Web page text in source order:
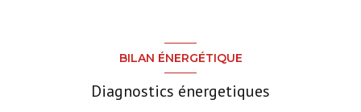
IMMOBILIER PAIMPOL - Tél. : 02 96 20 89 66
BILAN ÉNERGÉTIQUE
Diagnostics énergetiques